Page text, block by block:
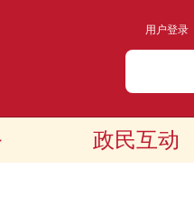
用户登录
政民互动